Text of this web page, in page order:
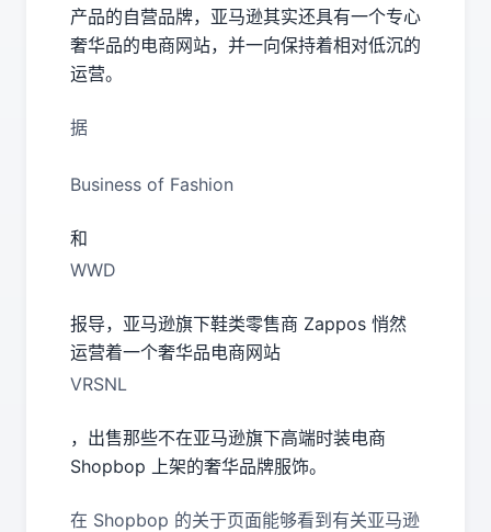
产品的自营品牌，亚马逊其实还具有一个专心
奢华品的电商网站，并一向保持着相对低沉的
运营。
据
Business of Fashion
和
WWD
报导，亚马逊旗下鞋类零售商 Zappos 悄然
运营着一个奢华品电商网站
VRSNL
，出售那些不在亚马逊旗下高端时装电商
Shopbop 上架的奢华品牌服饰。
在 Shopbop 的关于页面能够看到有关亚马逊